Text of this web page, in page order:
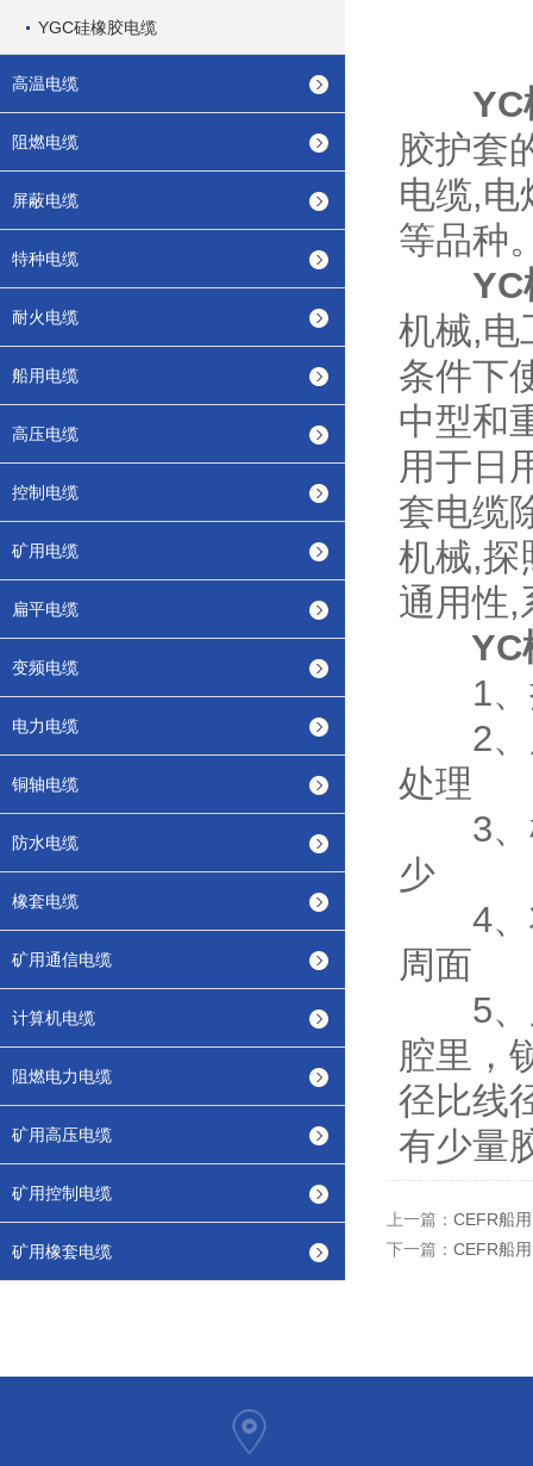
YGC硅橡胶电缆
高温电缆
阻燃电缆
屏蔽电缆
特种电缆
耐火电缆
船用电缆
高压电缆
控制电缆
矿用电缆
扁平电缆
变频电缆
电力电缆
铜轴电缆
防水电缆
橡套电缆
矿用通信电缆
计算机电缆
阻燃电力电缆
矿用高压电缆
矿用控制电缆
矿用橡套电缆
YC
胶护套
电缆,电
等品种
YC
机械,电
条件下
中型和
用于日
套电缆
机械,探
通用性,
YC
1、按
2、用
处理
3、根
少
4、将
周面
5、用
腔里，
径比线
有少量
上一篇： CEFR船
下一篇： CEFR船